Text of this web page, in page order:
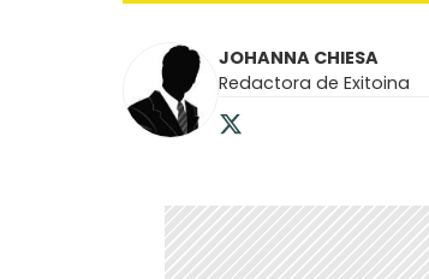
JOHANNA CHIESA
Redactora de Exitoina